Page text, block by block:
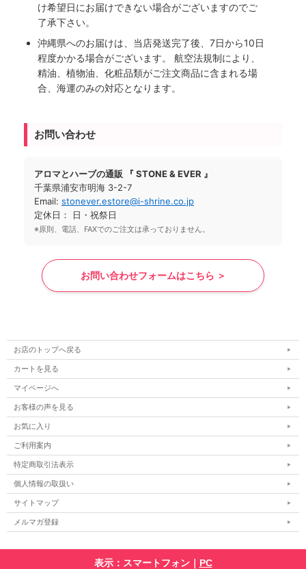
け希望日にお届けできない場合がございますのでご
了承下さい。
沖縄県へのお届けは、当店発送完了後、7日から10日
程度かかる場合がございます。 航空法規制により、
精油、植物油、化粧品類がご注文商品に含まれる場
合、海運のみの対応となります。
お問い合わせ
アロマとハーブの通販 『 STONE & EVER 』
千葉県浦安市明海 3-2-7
Email: stonever.estore@i-shrine.co.jp
定休日： 日・祝祭日
※原則、電話、FAXでのご注文は承っておりません。
お問い合わせフォームはこちら ＞
お店のトップへ戻る
カートを見る
マイページへ
お客様の声を見る
お気に入り
ご利用案内
特定商取引法表示
個人情報の取扱い
サイトマップ
メルマガ登録
表示：スマートフォン｜ PC